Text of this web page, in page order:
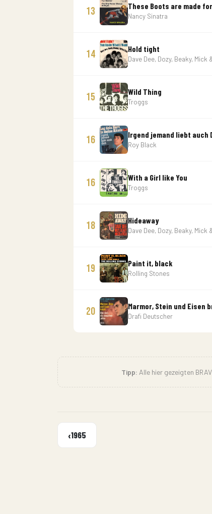
13 These Boots are made
Nancy Sinatra
14 Hold tight
Dave Dee, Dozy, Beaky, Mick
15 Wild Thing
Troggs
16 Irgend jemand liebt auch
Roy Black
16 With a Girl like You
Troggs
18 Hideaway
Dave Dee, Dozy, Beaky, Mick
19 Paint it, black
Rolling Stones
20 Marmor, Stein und Eisen
Drafi Deutscher
Tipp: Alle hier gezeigten
‹1965